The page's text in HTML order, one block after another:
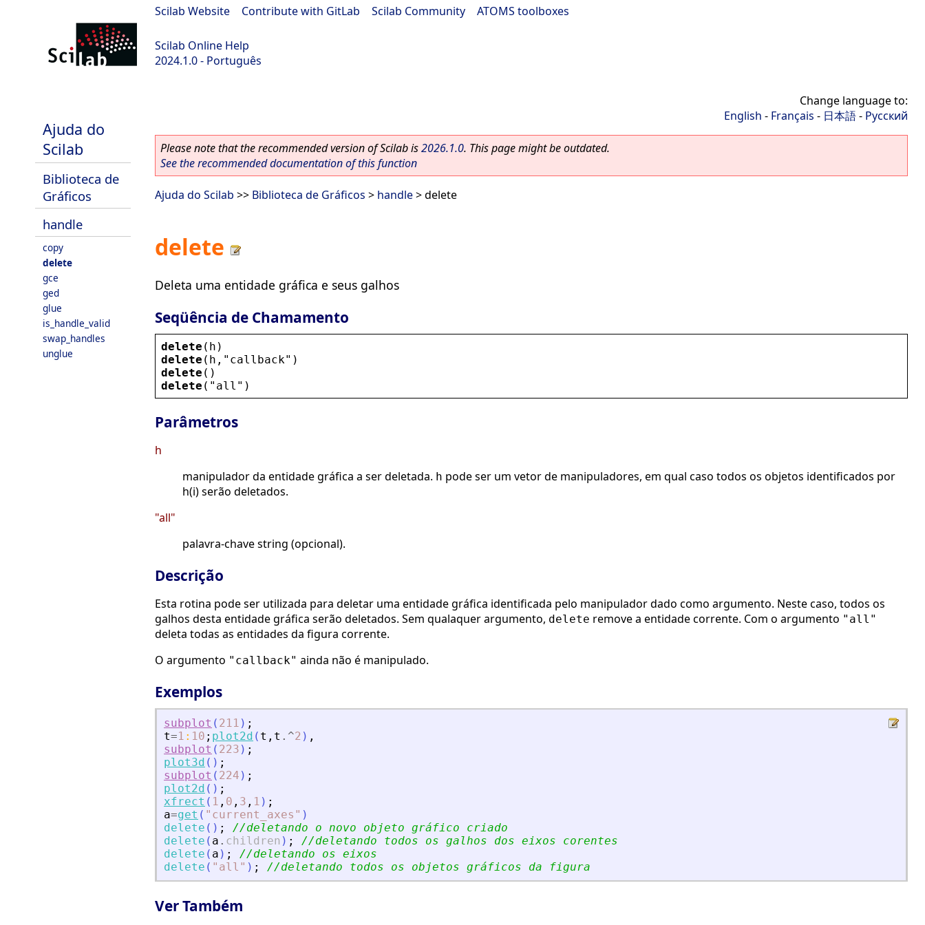
Scilab Website Contribute with GitLab Scilab Community ATOMS toolboxes
Scilab Online Help
2024.1.0 - Português
Ajuda do
Scilab
Biblioteca de
Gráficos
handle
copy
delete
gce
ged
glue
is_handle_valid
swap_handles
unglue
Change language to:
English - Français - 日本語- Русский
Please note that the recommended version of Scilab is2026.1.0. This page might be outdated.
See the recommended documentation of this function
Ajuda do Scilab >> Biblioteca de Gráficos > handle> delete
delete
Deleta uma entidade gráfica e seus galhos
Seqüência de Chamamento
delete ( h )
delete ( h , " callback" )
delete ()
delete ( " all " )
Parâmetros
h
manipulador da entidade gráfica a ser deletada. h pode ser um vetor de manipuladores, em qual caso todos os objetos identificados por
h(i) serão deletados.
"all"
palavra-chave string (opcional).
Descrição
Esta rotina pode ser utilizada para deletar uma entidade gráfica identificada pelo manipulador dado como argumento. Neste caso, todos os
galhos desta entidade gráfica serão deletados. Sem qualaquer argumento, delete remove a entidade corrente. Com o argumento "all"
deleta todas as entidades da figura corrente.
O argumento "callback" ainda não é manipulado.
Exemplos
subplot ( 211 ) ;
t=1 : 10 ; plot2d ( t , t .^2 ) ,
subplot ( 223 ) ;
plot3d ( ) ;
subplot ( 224 ) ;
plot2d ( ) ;
xfrect ( 1 , 0 , 3 , 1 ) ;
a=get ( " current_axes " )
delete ( ) ;
//deletando o novo objeto gráfico criado
delete ( a . children ) ;
//deletando todos os galhos dos eixos corentes
delete ( a ) ;
//deletando os eixos
delete ( " all " ) ; //deletando todos os objetos gráficos da figura
Ver Também